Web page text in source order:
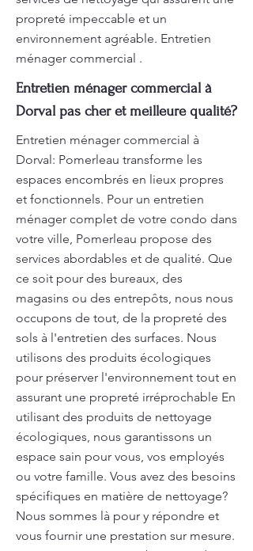
propreté impeccable et un
environnement agréable. Entretien
ménager commercial .
Entretien ménager commercial à
Dorval pas cher et meilleure qualité?
Entretien ménager commercial à
Dorval: Pomerleau transforme les
espaces encombrés en lieux propres
et fonctionnels. Pour un entretien
ménager complet de votre condo dans
votre ville, Pomerleau propose des
services abordables et de qualité. Que
ce soit pour des bureaux, des
magasins ou des entrepôts, nous nous
occupons de tout, de la propreté des
sols à l'entretien des surfaces. Nous
utilisons des produits écologiques
pour préserver l'environnement tout en
assurant une propreté irréprochable En
utilisant des produits de nettoyage
écologiques, nous garantissons un
espace sain pour vous, vos employés
ou votre famille. Vous avez des besoins
spécifiques en matière de nettoyage?
Nous sommes là pour y répondre et
vous fournir une prestation sur mesure.